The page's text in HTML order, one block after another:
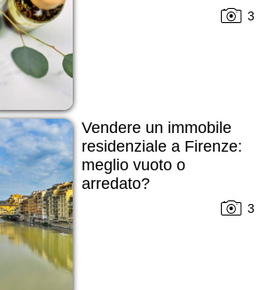
3
Vendere un immobile
residenziale a Firenze:
meglio vuoto o
arredato?
3